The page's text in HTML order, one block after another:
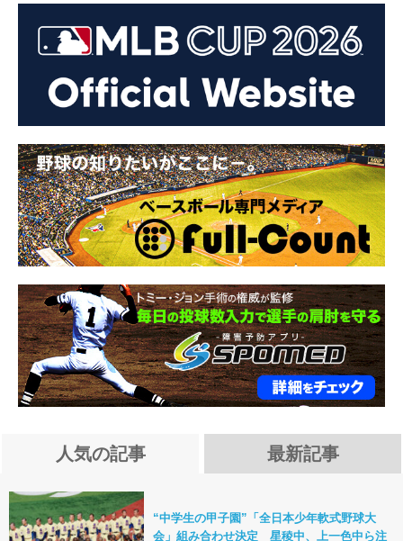
人気の記事 最新記事
“中学生の甲子園”「全日本少年軟式野球大
会」組み合わせ決定 星稜中、上一色中ら注